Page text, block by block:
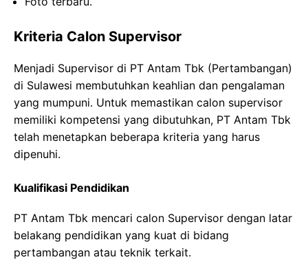
Kriteria Calon Supervisor
Menjadi Supervisor di PT Antam Tbk (Pertambangan)
di Sulawesi membutuhkan keahlian dan pengalaman
yang mumpuni. Untuk memastikan calon supervisor
memiliki kompetensi yang dibutuhkan, PT Antam Tbk
telah menetapkan beberapa kriteria yang harus
dipenuhi.
Kualifikasi Pendidikan
PT Antam Tbk mencari calon Supervisor dengan latar
belakang pendidikan yang kuat di bidang
pertambangan atau teknik terkait.